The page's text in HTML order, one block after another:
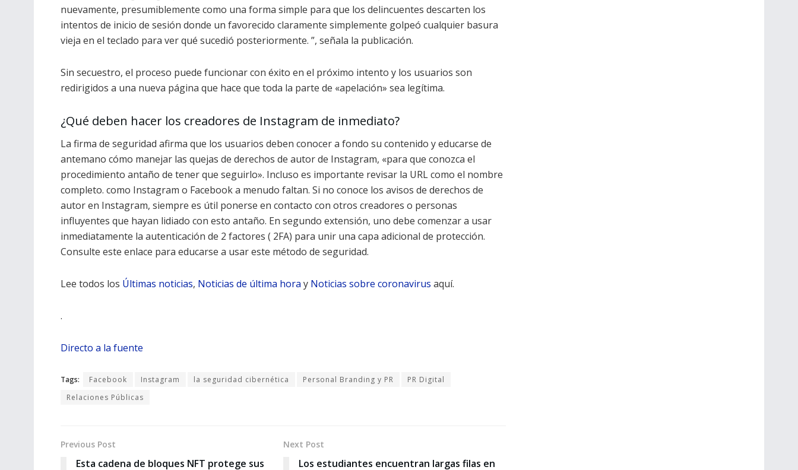
nuevamente, presumiblemente como una forma simple para que los delincuentes descarten los
intentos de inicio de sesión donde un favorecido claramente simplemente golpeó cualquier basura
vieja en el teclado para ver qué sucedió posteriormente. ”, señala la publicación.
Sin secuestro, el proceso puede funcionar con éxito en el próximo intento y los usuarios son
redirigidos a una nueva página que hace que toda la parte de «apelación» sea legítima.
¿Qué deben hacer los creadores de Instagram de inmediato?
La firma de seguridad afirma que los usuarios deben conocer a fondo su contenido y educarse de
antemano cómo manejar las quejas de derechos de autor de Instagram, «para que conozca el
procedimiento antaño de tener que seguirlo». Incluso es importante revisar la URL como el nombre
completo. como Instagram o Facebook a menudo faltan. Si no conoce los avisos de derechos de
autor en Instagram, siempre es útil ponerse en contacto con otros creadores o personas
influyentes que hayan lidiado con esto antaño. En segundo extensión, uno debe comenzar a usar
inmediatamente la autenticación de 2 factores ( 2FA) para unir una capa adicional de protección.
Consulte este enlace para educarse a usar este método de seguridad.
Lee todos los Últimas noticias, Noticias de última hora y Noticias sobre coronavirus aquí.
.
Directo a la fuente
Tags: Facebook Instagram la seguridad cibernética Personal Branding y PR
PR Digital
Relaciones Públicas
Previous Post
Esta cadena de bloques NFT protege sus
Next Post
Los estudiantes encuentran largas filas en